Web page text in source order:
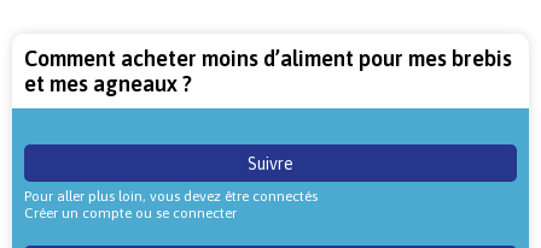
Comment acheter moins d’aliment pour mes brebis
et mes agneaux ?
Suivre
Pour aller plus loin, vous devez être connectés
Créer un compte ou se connecter